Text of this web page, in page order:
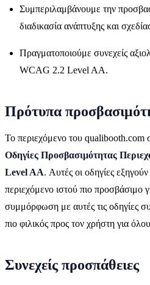
Συμπεριλαμβάνουμε την
διαδικασία ανάπτυξης και
Πραγματοποιούμε συνεχείς
WCAG 2.2 Level AA.
Πρότυπα
Το περιεχόμενο του qualibooth.com
Οδηγίες Προσβασιμότητας
Level AA. Αυτές οι οδηγίες
περιεχόμενο ιστού πιο προσβάσιμο
συμμόρφωση με αυτές τις οδηγίες
πιο φιλικός προς τον χρήστη για
Συνεχείς προσπάθειες